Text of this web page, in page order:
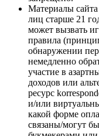
Материалы сайта
лиц старше 21
может вызвать
правила
обнаружении
немедленно
участие в
доходов или
ресурс
и/или
какой форме
связаны/могут